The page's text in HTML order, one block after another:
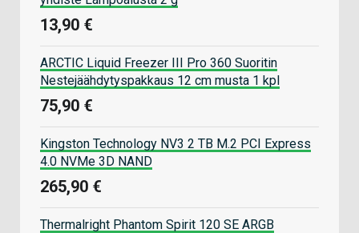
13,90 €
ARCTIC Liquid Freezer III Pro 360 Suoritin
Nestejäähdytyspakkaus 12 cm musta 1 kpl
75,90 €
Kingston Technology NV3 2 TB M.2 PCI Express
4.0 NVMe 3D NAND
265,90 €
Thermalright Phantom Spirit 120 SE ARGB